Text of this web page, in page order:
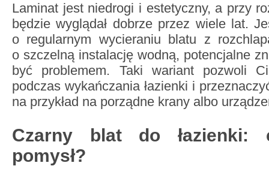
Laminat jest niedrogi i estetyczny, a przy
będzie wyglądał dobrze przez wiele lat.
o regularnym wycieraniu blatu z
o szczelną instalację wodną, potencjalne
być problemem. Taki wariant pozwoli
podczas wykańczania łazienki i
na przykład na porządne krany albo
Czarny blat do
pomysł?